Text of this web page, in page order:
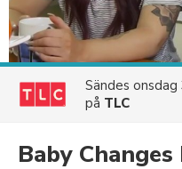
Sändes onsdag
på TLC
Baby